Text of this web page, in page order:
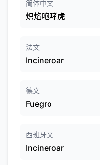
简体中文
炽焰咆哮虎
法文
Incineroar
德文
Fuegro
西班牙文
Incineroar